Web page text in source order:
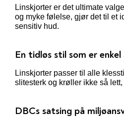
Linskjorter er det ultimate
og myke følelse, gjør det til et
sensitiv hud.
En tidløs stil som er
Linskjorter passer til alle
slitesterk og krøller ikke så
DBCs satsing på